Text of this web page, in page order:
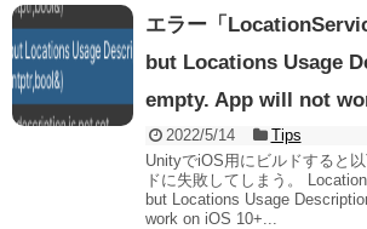
エラー「
but Locations Usage
empty. App will not
2022/5/14
Tips
UnityでiOS用にビルドすると
ドに失敗してしまう。
but Locations Usage
work on iOS 10+...